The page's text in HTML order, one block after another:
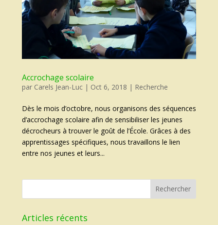
Accrochage scolaire
par Carels Jean-Luc| Oct 6, 2018 | Recherche
Dès le mois d’octobre, nous organisons des séquences
d’accrochage scolaire afin de sensibiliser les jeunes
décrocheurs à trouver le goût de l’École. Grâces à des
apprentissages spécifiques, nous travaillons le lien
entre nos jeunes et leurs...
Articles récents